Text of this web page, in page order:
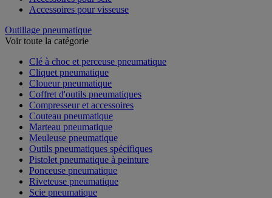
Accessoires pour visseuse
Outillage pneumatique
Voir toute la catégorie
Clé à choc et perceuse pneumatique
Cliquet pneumatique
Cloueur pneumatique
Coffret d'outils pneumatiques
Compresseur et accessoires
Couteau pneumatique
Marteau pneumatique
Meuleuse pneumatique
Outils pneumatiques spécifiques
Pistolet pneumatique à peinture
Ponceuse pneumatique
Riveteuse pneumatique
Scie pneumatique